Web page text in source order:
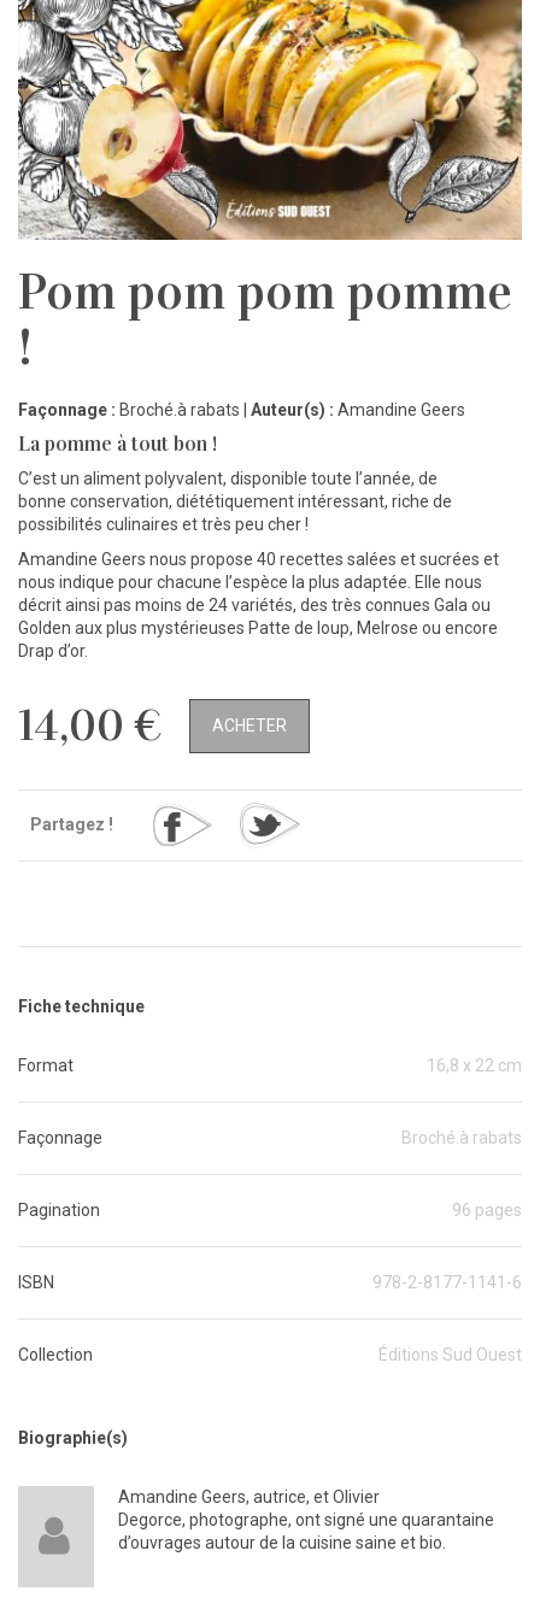
Pom pom pom pomme
!
Façonnage : Broché.à rabats | Auteur(s) : Amandine Geers
La pomme à tout bon !
C’est un aliment polyvalent, disponible toute l’année, de
bonne conservation, diététiquement intéressant, riche de
possibilités culinaires et très peu cher !
Amandine Geers nous propose 40 recettes salées et sucrées et
nous indique pour chacune l’espèce la plus adaptée. Elle nous
décrit ainsi pas moins de 24 variétés, des très connues Gala ou
Golden aux plus mystérieuses Patte de loup, Melrose ou encore
Drap d’or.
14,00 € ACHETER
Partagez !
Fiche technique
Format 16,8 x 22 cm
Façonnage Broché.à rabats
Pagination 96 pages
ISBN 978-2-8177-1141-6
Collection Éditions Sud Ouest
Biographie(s)
Amandine Geers, autrice, et Olivier
Degorce, photographe, ont signé une quarantaine
d’ouvrages autour de la cuisine saine et bio.